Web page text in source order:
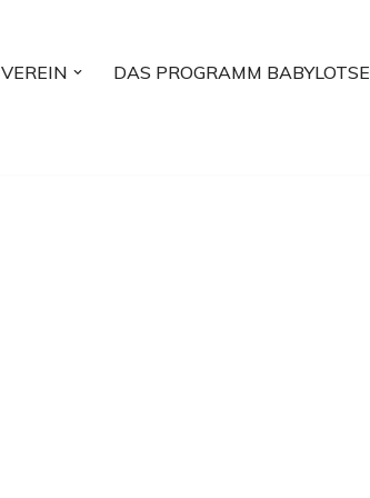
VEREIN DAS PROGRAMM BABYLOTSE